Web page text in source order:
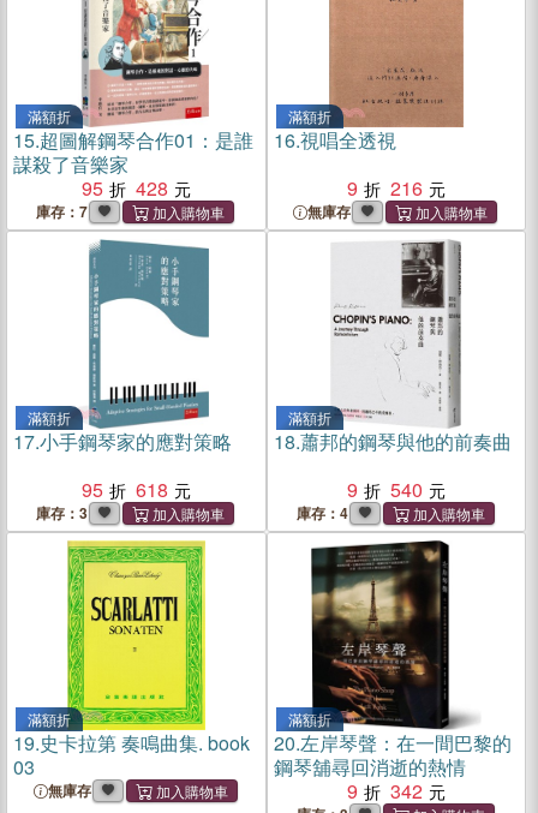
滿額折
15.超圖解鋼琴合作01：是誰
謀殺了音樂家
95
428
庫存：7
滿額折
16.視唱全透視
9
216
無庫存
滿額折
17.小手鋼琴家的應對策略
95
618
庫存：3
滿額折
18.蕭邦的鋼琴與他的前奏曲
9
540
庫存：4
滿額折
19.史卡拉第 奏鳴曲集. book
03
無庫存
滿額折
20.左岸琴聲：在一間巴黎的
鋼琴舖尋回消逝的熱情
9
342